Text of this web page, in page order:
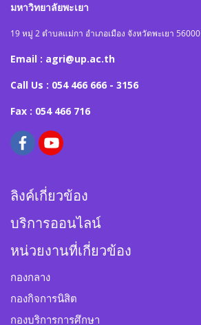
มหาวิทยาลัยพะเยา
19 หมู่ 2 ตำบลแม่กา อำเภอเมือง จังหวัดพะเยา 56000
Email : agri@up.ac.th
Call Us : 054 466 666 - 3156
Fax : 054 466 716
ลิงค์เกี่ยวข้อง
บริการออนไลน์
หน่วยงานที่เกี่ยวข้อง
กองกลาง
กองกิจการนิสิต
กองบริการการศึกษา